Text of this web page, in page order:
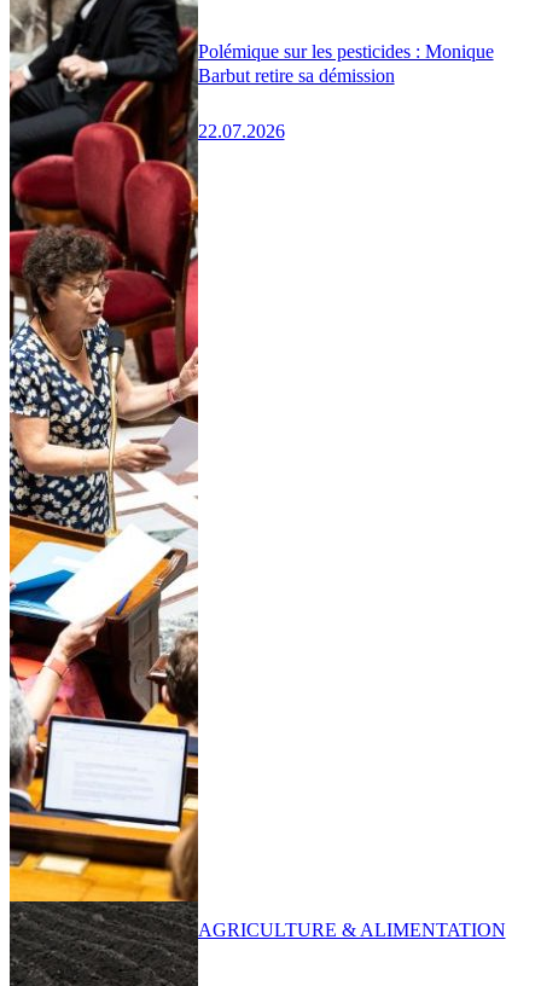
Polémique sur les pesticides : Monique
Barbut retire sa démission
22.07.2026
AGRICULTURE & ALIMENTATION